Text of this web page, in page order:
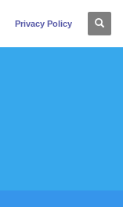
Privacy Policy